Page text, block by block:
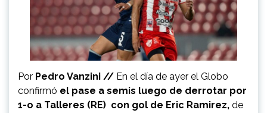
Por Pedro Vanzini // En el día de ayer el Globo
confirmó el pase a semis luego de derrotar por
1-o a Talleres (RE) con gol de Eric Ramirez, de